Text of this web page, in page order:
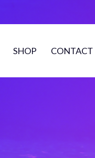
SHOP CONTACT